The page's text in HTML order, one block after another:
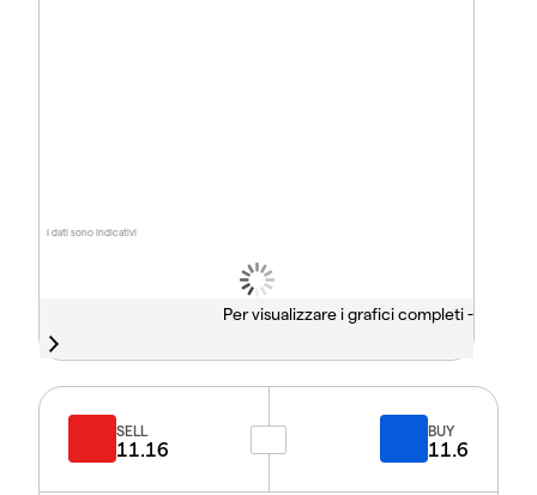
I dati sono indicativi
Per visualizzare i grafici completi -
SELL
11.16
BUY
11.6